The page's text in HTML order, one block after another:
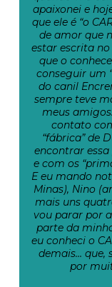
apaixonei e
que ele é “o
de amor que
estar escrita
que o
conseguir um
do canil
sempre teve
meus
contato
“fábrica” de
encontrar
e com os
E eu mando
Minas), Nino
mais uns
vou parar por
parte da
eu conheci o
demais… que,
por